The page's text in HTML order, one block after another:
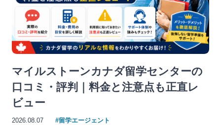
マイルストーンカナダ留学センターの
口コミ・評判｜料金と注意点も正直レ
ビュー
2026.08.07 #留学エージェント